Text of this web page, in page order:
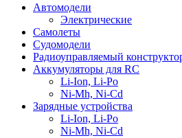
Автомодели
Электрические
Самолеты
Судомодели
Радиоуправляемый
Аккумуляторы для RC
Li-Ion, Li-Po
Ni-Mh, Ni-Cd
Зарядные устройства
Li-Ion, Li-Po
Ni-Mh, Ni-Cd